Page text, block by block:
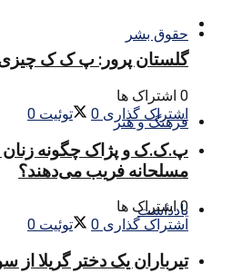
حقوق بشر
فرهنگ و هنر
یادداشت
گلستان پرور: پ ک ک
0 اشتراک ها
اشتراک گذاری 0 توئیت 0
پ.ک.ک و پژاک چگونه زنان
مسلحانه فریب می‌دهند؟
0 اشتراک ها
اشتراک گذاری 0 توئیت 0
تیرباران یک دختر گریلا